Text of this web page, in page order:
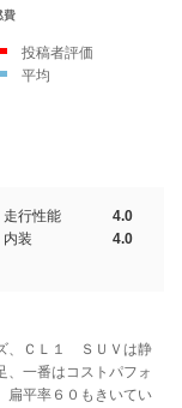
投稿者評価
平均
走行性能
4.0
内装
4.0
、ＣＬ１ ＳＵＶは静
、一番はコストパフォ
扁平率６０もきいてい